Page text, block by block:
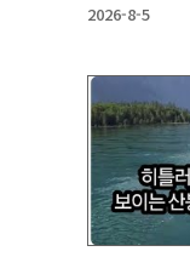
2026-8-5